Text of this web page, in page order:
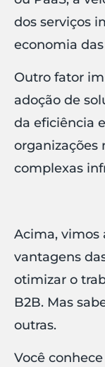
dos serviços
economia
Outro fator
adoção de
da eficiência
organizações
complexas
Acima, vimos
vantagens
otimizar o
B2B. Mas
outras.
Você